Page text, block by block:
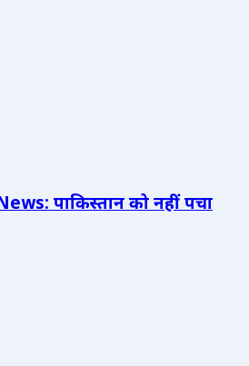
पाकिस्तान को नहीं पचा